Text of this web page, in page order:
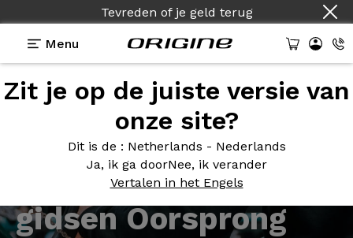
Tevreden of je geld terug
Menu
Zit je op de juiste versie van
onze site?
Dit is de : Netherlands - Nederlands
Ja, ik ga doorNee, ik verander
Vertalen in het Engels
Assemblage-
instructies en -
gidsen Oorsprong